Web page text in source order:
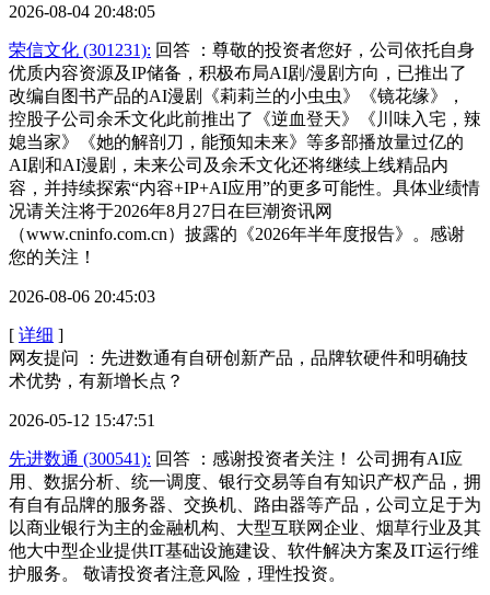
2026-08-04 20:48:05
荣信文化 (301231): 回答 ：尊敬的投资者您好，公司依托自身
优质内容资源及IP储备，积极布局AI剧/漫剧方向，已推出了
改编自图书产品的AI漫剧《莉莉兰的小虫虫》《镜花缘》，
控股子公司余禾文化此前推出了《逆血登天》《川味入宅，辣
媳当家》《她的解剖刀，能预知未来》等多部播放量过亿的
AI剧和AI漫剧，未来公司及余禾文化还将继续上线精品内
容，并持续探索“内容+IP+AI应用”的更多可能性。具体业绩情
况请关注将于2026年8月27日在巨潮资讯网
（www.cninfo.com.cn）披露的《2026年半年度报告》。感谢
您的关注！
2026-08-06 20:45:03
[ 详细 ]
网友提问 ：先进数通有自研创新产品，品牌软硬件和明确技
术优势，有新增长点？
2026-05-12 15:47:51
先进数通 (300541): 回答 ：感谢投资者关注！ 公司拥有AI应
用、数据分析、统一调度、银行交易等自有知识产权产品，拥
有自有品牌的服务器、交换机、路由器等产品，公司立足于为
以商业银行为主的金融机构、大型互联网企业、烟草行业及其
他大中型企业提供IT基础设施建设、软件解决方案及IT运行维
护服务。 敬请投资者注意风险，理性投资。